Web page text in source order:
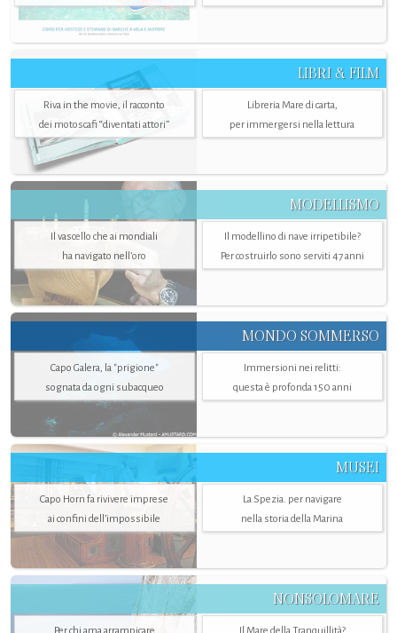
LIBRI & FILM
Riva in the movie, il racconto
dei motoscafi “diventati attori”
Libreria Mare di carta,
per immergersi nella lettura
MODELLISMO
Il vascello che ai mondiali
ha navigato nell’oro
Il modellino di nave irripetibile?
Per costruirlo sono serviti 47 anni
MONDO SOMMERSO
Capo Galera, la "prigione"
sognata da ogni subacqueo
Immersioni nei relitti:
questa è profonda 150 anni
MUSEI
Capo Horn fa rivivere imprese
ai confini dell’impossibile
La Spezia. per navigare
nella storia della Marina
NONSOLOMARE
Per chi ama arrampicare
Il Mare della Tranquillità?